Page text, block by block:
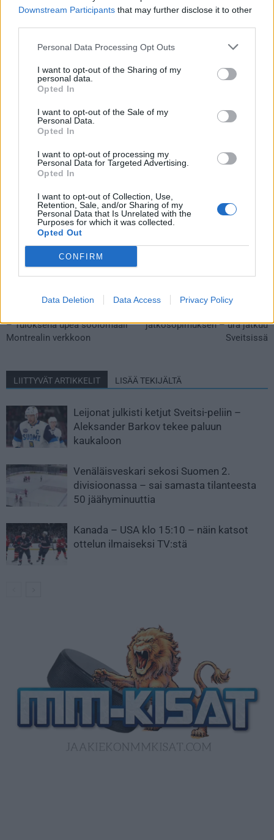
Downstream Participants that may further disclose it to other
Personal Data Processing Opt Outs
I want to opt-out of the Sharing of my
personal data.
Opted In
I want to opt-out of the Sale of my
Personal Data.
Opted In
I want to opt-out of processing my
Personal Data for Targeted Advertising.
Opted In
I want to opt-out of Collection, Use,
Retention, Sale, and/or Sharing of my
Personal Data that Is Unrelated with the
Purposes for which it was collected.
Opted Out
CONFIRM
Data Deletion Data Access Privacy Policy
lauantaina 11. toukokuuta pelataan peräti kuusi MM-kisapeliä,
minkä lisäksi Euroviisutjärjestetään Ruotsin Malmössä.
Euroviisuissa kuin jääkiekon MM-kisoissa, joten nähtäväksi
jää, miten vuoden 2024 menestys jakautuu. Odotuksissa on
nyt vahvasti ainakin se, että Leijonat olisivat huomattavasti
korkeammalla kuin vuoden 2023 kotikisoissa.
Edellinen artikkeli
– Tuloksena upea soolomaali
Montrealin verkkoon
Seuraava artikkeli
jatkosopimuksen – ura jatkuu
Sveitsissä
LIITTYVÄT ARTIKKELIT LISÄÄ TEKIJÄLTÄ
Leijonat julkisti ketjut Sveitsi-peliin –
Aleksander Barkov tekee paluun
kaukaloon
Venäläisveskari sekosi Suomen 2.
divisioonassa – sai samasta tilanteesta
50 jäähyminuuttia
Kanada – USA klo 15:10 – näin katsot
ottelun ilmaiseksi TV:stä